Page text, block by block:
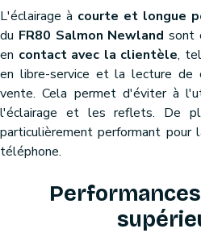
L'éclairage à courte et longue
du FR80 Salmon Newland sont
en contact avec la clientèle,
en libre-service et la lecture de
vente. Cela permet d'éviter à
l'éclairage et les reflets. De
particulièrement performant pour
téléphone.